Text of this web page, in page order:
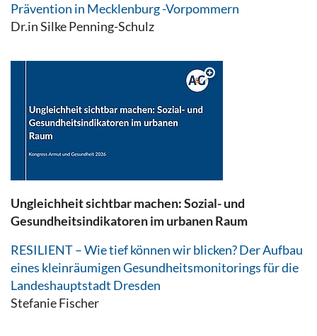
Prävention in Mecklenburg -Vorpommern
Dr.in Silke Penning-Schulz
Ungleichheit sichtbar machen: Sozial- und
Gesundheitsindikatoren im urbanen Raum
RESILIENT – Wie tief können wir blicken? Der Aufbau
eines kleinräumigen Gesundheitsmonitorings für die
Landeshauptstadt Dresden
Stefanie Fischer